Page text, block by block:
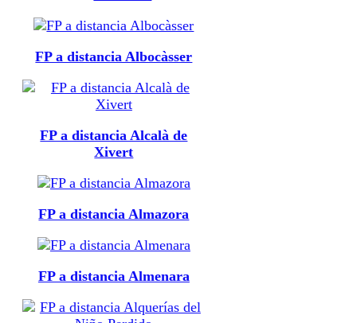
FP a distancia Albocàsser
FP a distancia Alcalà de
Xivert
FP a distancia Almazora
FP a distancia Almenara